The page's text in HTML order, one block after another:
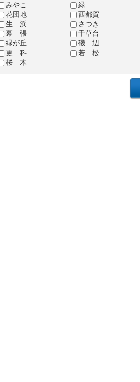
みやこ
緑
花団地
西都賀
生 浜
さつき
幕 張
千草台
緑が丘
磯 辺
更 科
若 松
桜 木